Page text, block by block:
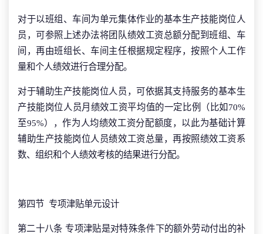
对于以班组、车间为单元集体作业的基本生产技能岗位人
员，可参照上述办法将团队绩效工资总额分配到班组、车
间，再由班组长、车间主任根据规定程序，按照个人工作
量和个人绩效进行合理分配。
对于辅助生产技能岗位人员，可依据其支持服务的基本生
产技能岗位人员月绩效工资平均值的一定比例（比如70%
至95%），作为人均绩效工资分配额度，以此为基础计算
辅助生产技能岗位人员绩效工资总量，再按照绩效工资系
数、组织和个人绩效考核的结果进行分配。
第四节 专项津贴单元设计
第二十八条 专项津贴是对特殊条件下的额外劳动付出的补